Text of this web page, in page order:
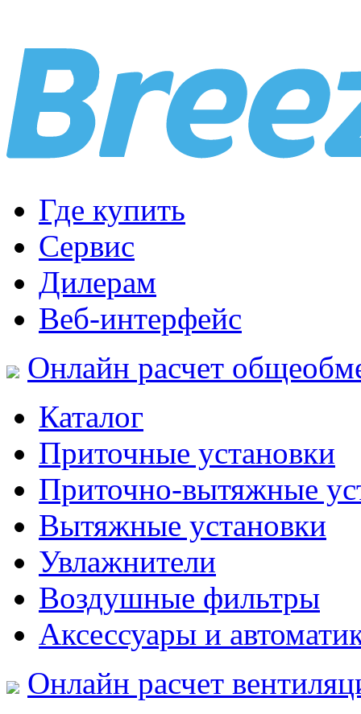
Где купить
Сервис
Дилерам
Веб-интерфейс
Онлайн расчет
Каталог
Приточные установки
Приточно-вытяжные
Вытяжные установки
Увлажнители
Воздушные фильтры
Аксессуары и
Онлайн расчет